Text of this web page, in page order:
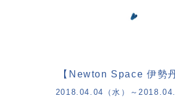
【 Newton Space 伊勢
2018.04.04 （水）～